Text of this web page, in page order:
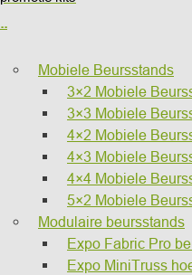
Mobiele Beursstands
3×2 Mobiele
3×3 Mobiele
4×2 Mobiele
4×3 Mobiele
4×4 Mobiele
5×2 Mobiele
Modulaire beursstands
Expo Fabric Pro
Expo MiniTruss